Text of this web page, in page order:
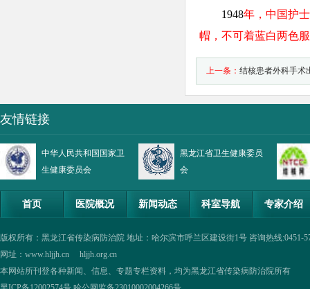
1948年，中国护
帽，不可着蓝白两色
上一条：结核患者外科手术
友情链接
中华人民共和国国家卫
生健康委员会
黑龙江省卫生健康委员
会
首页 医院概况 新闻动态 科室导航 专家介绍
版权所有：黑龙江省传染病防治院 地址：哈尔滨市呼兰区建设街1号 咨询热线:0451-
网址：www.hljjh.cn hljjh.org.cn
本网站所刊登各种新闻、信息、专题专栏资料，均为黑龙江省传染病防治院所有